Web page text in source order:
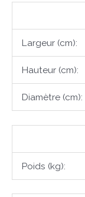
Largeur (cm):
Hauteur (cm):
Diamètre (cm):
Poids (kg):